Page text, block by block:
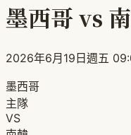
墨西哥 vs
2026年6月19日週五
墨西哥
主隊
VS